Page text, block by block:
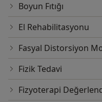
Boyun Fıtığı
El Rehabilitasyonu
Fasyal Distorsiyon
Fizik Tedavi
Fizyoterapi